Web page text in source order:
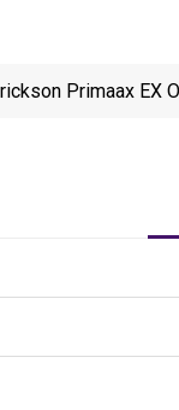
Primaax EX